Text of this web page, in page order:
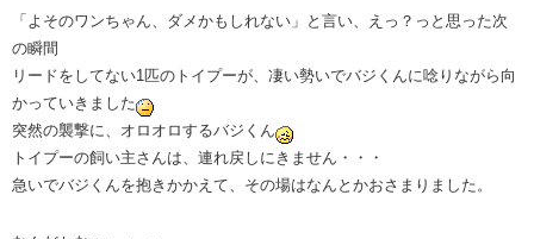
「よそのワンちゃん、ダメかもしれない」と言い、えっ？っと思った次
の瞬間
リードをしてない1匹のトイプーが、凄い勢いでバジくんに唸りながら向
かっていきました
突然の襲撃に、オロオロするバジくん
トイプーの飼い主さんは、連れ戻しにきません・・・
急いでバジくんを抱きかかえて、その場はなんとかおさまりました。